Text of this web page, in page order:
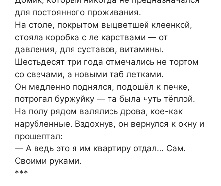
для постоянного проживания.
На столе, покрытом выцветшей клеенкой,
стояла коробка с ле карствами — от
давления, для суставов, витамины.
Шестьдесят три года отмечались не тортом
со свечами, а новыми таб летками.
Он медленно поднялся, подошёл к печке,
потрогал буржуйку — та была чуть тёплой.
На полу рядом валялись дрова, кое-как
нарубленные. Вздохнув, он вернулся к окну и
прошептал:
— А ведь это я им квартиру отдал… Сам.
Своими руками.
***